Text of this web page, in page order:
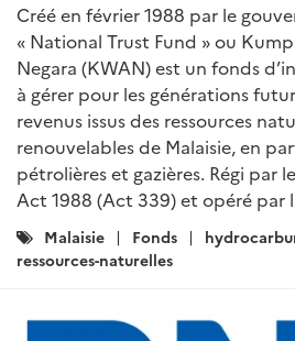
Créé en février 1988 par le
« National Trust Fund » ou
Negara (KWAN) est un fonds
à gérer pour les générations
revenus issus des ressources
renouvelables de Malaisie, en
pétrolières et gazières. Régi par
Act 1988 (Act 339) et opéré par
Catégories
:
Malaisie Fonds
ressources-naturelles